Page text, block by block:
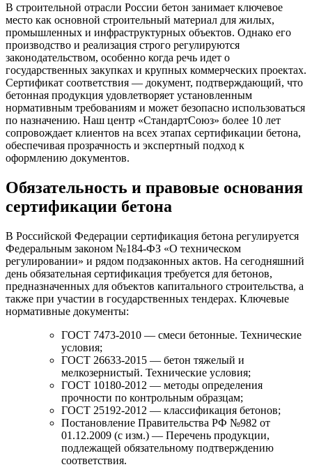
В строительной отрасли России бетон занимает ключевое
место как основной строительный материал для жилых,
промышленных и инфраструктурных объектов. Однако его
производство и реализация строго регулируются
законодательством, особенно когда речь идет о
государственных закупках и крупных коммерческих проектах.
Сертификат соответствия — документ, подтверждающий, что
бетонная продукция удовлетворяет установленным
нормативным требованиям и может безопасно использоваться
по назначению. Наш центр «СтандартСоюз» более 10 лет
сопровождает клиентов на всех этапах сертификации бетона,
обеспечивая прозрачность и экспертный подход к
оформлению документов.
Обязательность и правовые основания
сертификации бетона
В Российской Федерации сертификация бетона регулируется
Федеральным законом №184-ФЗ «О техническом
регулировании» и рядом подзаконных актов. На сегодняшний
день обязательная сертификация требуется для бетонов,
предназначенных для объектов капитального строительства, а
также при участии в государственных тендерах. Ключевые
нормативные документы:
ГОСТ 7473-2010 — смеси бетонные. Технические
условия;
ГОСТ 26633-2015 — бетон тяжелый и
мелкозернистый. Технические условия;
ГОСТ 10180-2012 — методы определения
прочности по контрольным образцам;
ГОСТ 25192-2012 — классификация бетонов;
Постановление Правительства РФ №982 от
01.12.2009 (с изм.) — Перечень продукции,
подлежащей обязательному подтверждению
соответствия.